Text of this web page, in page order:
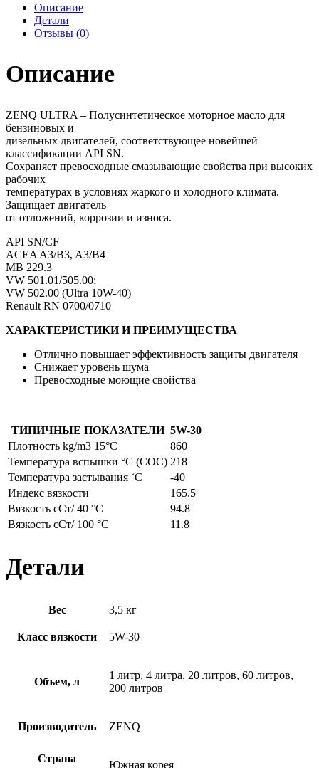
Описание
Детали
Отзывы (0)
Описание
ZENQ ULTRA – Полусинтетическое моторное масло для
бензиновых и
дизельных двигателей, соответствующее новейшей
классификации API SN.
Сохраняет превосходные смазывающие свойства при высоких
рабочих
температурах в условиях жаркого и холодного климата.
Защищает двигатель
от отложений, коррозии и износа.
API SN/CF
ACEA A3/B3, A3/B4
MB 229.3
VW 501.01/505.00;
VW 502.00 (Ultra 10W-40)
Renault RN 0700/0710
ХАРАКТЕРИСТИКИ И ПРЕИМУЩЕСТВА
Отлично повышает эффективность защиты двигателя
Снижает уровень шума
Превосходные моющие свойства
ТИПИЧНЫЕ ПОКАЗАТЕЛИ 5W-30
Плотность kg/m3 15°C
860
Температура вспышки °C (COC) 218
Температура застывания ˚C
-40
Индекс вязкости
165.5
Вязкость cСт/ 40 °C
94.8
Вязкость cСт/ 100 °C
11.8
Детали
Вес 3,5 кг
Класс вязкости 5W-30
Объем, л
1 литр, 4 литра, 20 литров, 60 литров,
200 литров
Производитель ZENQ
Страна
Южная корея